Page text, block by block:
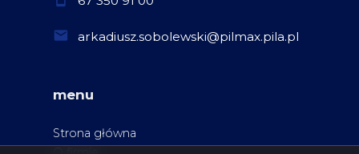
arkadiusz.sobolewski@pilmax.pila.pl
menu
Strona główna